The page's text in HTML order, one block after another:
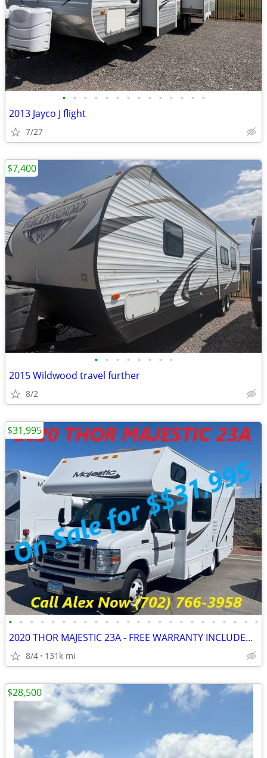
• • • • • • • • • • • • • •
2013 Jayco J flight
7/27
• • • • • • • •
2015 Wildwood travel further
8/2
$7,400
• • • • • • • • • • • • • • • • • • • • • • • •
2020 THOR MAJESTIC 23A - FREE WARRANTY INCLUDED!! WE FINANCE-CALL NOW
8/4 131k mi
$31,995
$28,500